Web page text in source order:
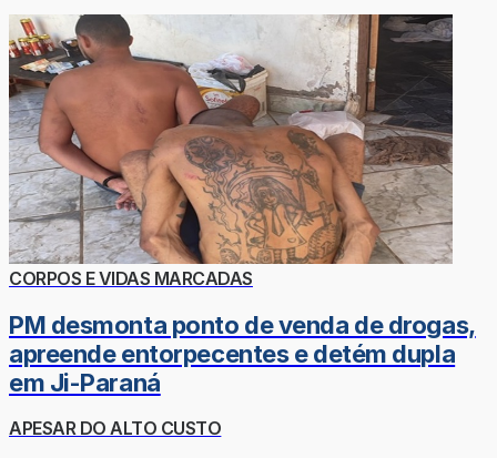
CORPOS E VIDAS MARCADAS
PM desmonta ponto de venda de drogas,
apreende entorpecentes e detém dupla
em Ji-Paraná
APESAR DO ALTO CUSTO